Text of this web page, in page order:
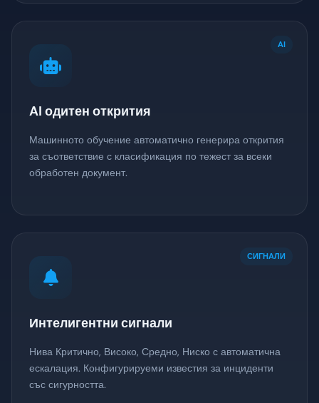
AI
AI одитен открития
Машинното обучение автоматично генерира открития
за съответствие с класификация по тежест за всеки
обработен документ.
СИГНАЛИ
Интелигентни сигнали
Нива Критично, Високо, Средно, Ниско с автоматична
ескалация. Конфигурируеми известия за инциденти
със сигурността.